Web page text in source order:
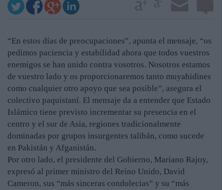
“En estos días de preocupaciones”, apunta el mensaje, “os
pedimos paciencia y estabilidad ahora que todos vuestros
enemigos se han unido contra vosotros. Nosotros estamos
de vuestro lado y os proporcionaremos tanto muyahidines
como cualquier otro apoyo que sea posible”, asegura el
colectivo paquistaní. El mensaje da a entender que Estado
Islámico tiene previsto incrementar su presencia en el
centro y el sur de Asia, regiones tradicionalmente
dominadas por grupos insurgentes talibán, como sucede
en Pakistán y Afganistán.
Por otro lado, el presidente del Gobierno, Mariano Rajoy,
expresó al primer ministro del Reino Unido, David
Cameron, sus “más sinceras condolecias” y su “más